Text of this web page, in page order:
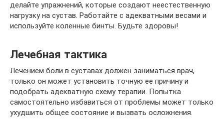
делайте упражнений, которые создают неестественную
нагрузку на сустав. Работайте с адекватными весами и
используйте коленные бинты. Будьте здоровы!
Лечебная тактика
Лечением боли в суставах должен заниматься врач,
только он может установить точную ее причину и
подобрать адекватную схему терапии. Попытка
самостоятельно избавиться от проблемы может только
ухудшить общее состояние и вызвать осложнения.